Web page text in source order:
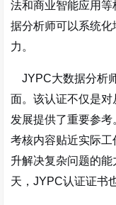
法和商业智能应用
据分析师可以系统
力。
JYPC大数据分析
面。该认证不仅是
发展提供了重要参考
考核内容贴近实际
升解决复杂问题的
天，JYPC认证证书